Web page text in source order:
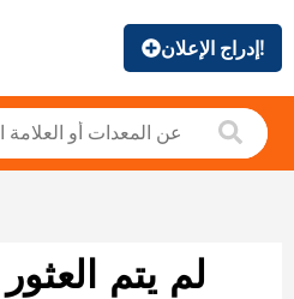
إدراج الإعلان!
لم يتم